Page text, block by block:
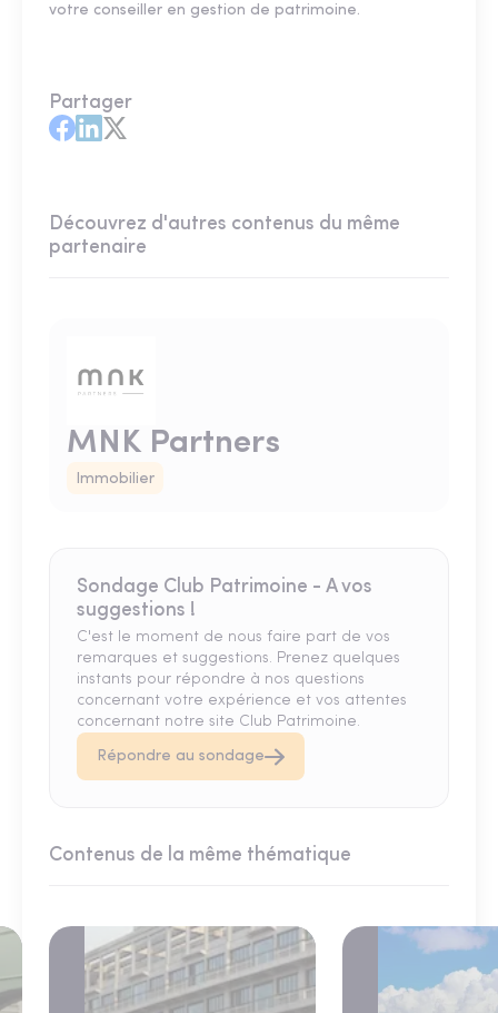
votre conseiller en gestion de patrimoine.
Partager
Découvrez d'autres contenus du même
partenaire
MNK Partners
Immobilier
Sondage Club Patrimoine - A vos
suggestions !
C'est le moment de nous faire part de vos
remarques et suggestions. Prenez quelques
instants pour répondre à nos questions
concernant votre expérience et vos attentes
concernant notre site Club Patrimoine.
Répondre au sondage
Contenus de la même thématique